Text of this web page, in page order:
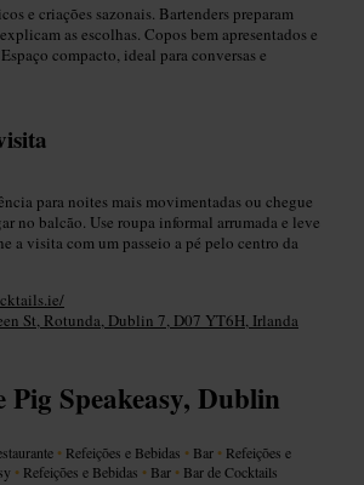
e criações sazonais. Bartenders preparam
as escolhas. Copos bem apresentados e
compacto, ideal para conversas e
para noites mais movimentadas ou chegue
no balcão. Use roupa informal arrumada e leve
a visita com um passeio a pé pelo centro da
St, Rotunda, Dublin 7, D07 YT6H, Irlanda
Speakeasy, Dublin
• Refeições e Bebidas • Bar • Refeições e
• Refeições e Bebidas • Bar • Bar de Cocktails